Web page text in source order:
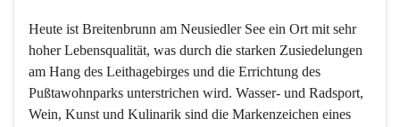
Heute ist Breitenbrunn am Neusiedler See ein Ort mit sehr
hoher Lebensqualität, was durch die starken Zusiedelungen
am Hang des Leithagebirges und die Errichtung des
Pußtawohnparks unterstrichen wird. Wasser- und Radsport,
Wein, Kunst und Kulinarik sind die Markenzeichen eines